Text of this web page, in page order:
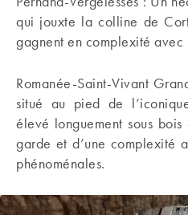
qui jouxte la colline de
gagnent en complexité avec
Romanée-Saint-Vivant
situé au pied de
élevé longuement sous
garde et d’une complexité
phénoménales.